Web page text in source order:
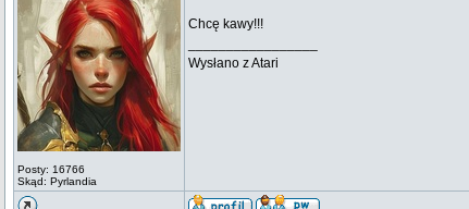
Posty: 16766
Skąd: Pyrlandia
Chcę kawy!!!
Wysłano z Atari